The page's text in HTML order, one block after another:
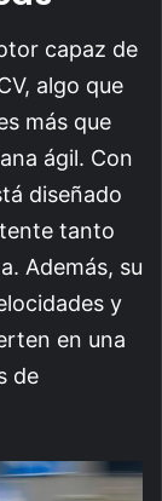
capaz de
algo que
más que
ágil. Con
diseñado
tanto
Además, su
y
en una
de